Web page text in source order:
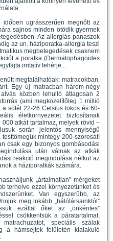
ugrásszerűen megnőtt az
sajnos minden ötödik gyermek
Az allergiás panaszok
az un. háziporatka-allergia teszi
megbetegedések csaknem
a poratka (Dermatophagoides
irritatív fehérje...
megtalálhatóak: matracokban,
Egy új matracban három-négy
közben lehulló átlagosan 2
(ami megközelítőleg 1 millió
a sötét 22-26 Celsius fokos és 60-
életkörnyezetet biztosítanak
atkát tartalmaz, melyek rövid –
során jelentős mennyiségű
mintegy 200-szorosát!
csak egy bizonyos gombásodási
után válnak az atkák
reakció megindulása nélkül az
a háziporatkák számára.
„ártalmatlan” mérgeket
terhelve ezzel környezetünket és
Van egyszerűbb, az
meg inkább „hálótársainktól”
ezáltal őket az „önkéntes”
csökkentsük a páratartalmat,
speciális szálak
a hámsejtek felületén kialakuló